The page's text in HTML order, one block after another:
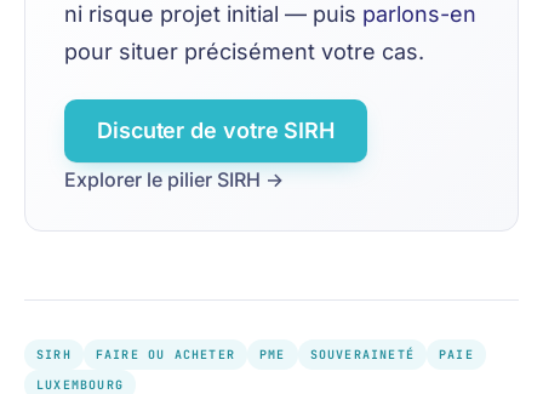
ni risque projet initial — puis parlons-en
pour situer précisément votre cas.
Discuter de votre SIRH
Explorer le pilier SIRH →
SIRH FAIRE OU ACHETER PME SOUVERAINETÉ
PAIE
LUXEMBOURG